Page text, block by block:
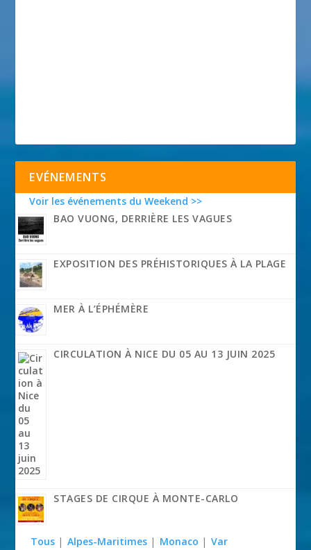
EVÉNEMENTS
Voir les événements du Weekend >>
BAO VUONG, DERRIÈRE LES VAGUES
EXPOSITION DES PRÉHISTORIQUES À LA PLAGE
MER À L’ÉPHÉMÈRE
CIRCULATION À NICE DU 05 AU 13 JUIN 2025
STAGES DE CIRQUE À MONTE-CARLO
Tous | Alpes-Maritimes | Monaco | Var